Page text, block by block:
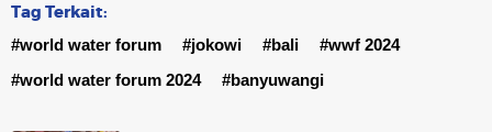
Tag Terkait:
#world water forum #jokowi #bali
#wwf 2024
#world water forum 2024
#banyuwangi